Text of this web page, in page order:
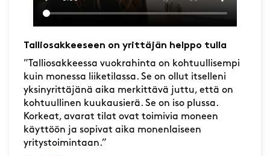
Talliosakkeeseen on yrittäjän helppo tulla
”Talliosakkeessa vuokrahinta on kohtuullisempi
kuin monessa liiketilassa. Se on ollut itselleni
yksinyrittäjänä aika merkittävä juttu, että on
kohtuullinen kuukausierä. Se on iso plussa.
Korkeat, avarat tilat ovat toimivia moneen
käyttöön ja sopivat aika monenlaiseen
yritystoimintaan.”